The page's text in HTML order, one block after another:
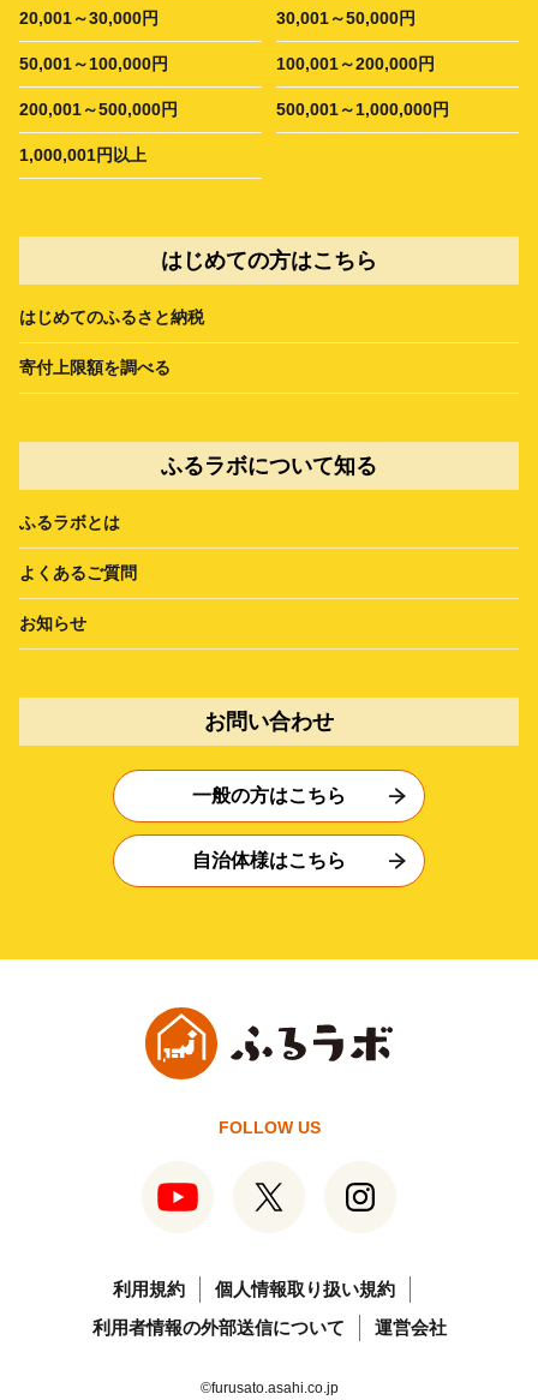
20,001～30,000円 30,001～50,000円
50,001～100,000円 100,001～200,000円
200,001～500,000円 500,001～1,000,000円
1,000,001円以上
はじめての方はこちら
はじめてのふるさと納税
寄付上限額を調べる
ふるラボについて知る
ふるラボとは
よくあるご質問
お知らせ
お問い合わせ
一般の方はこちら
自治体様はこちら
FOLLOW US
利用規約
個人情報取り扱い規約
利用者情報の外部送信について
運営会社
©furusato.asahi.co.jp